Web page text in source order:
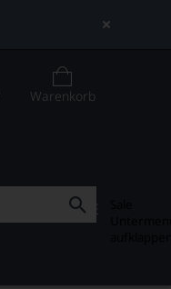
Warenkorb
SALE